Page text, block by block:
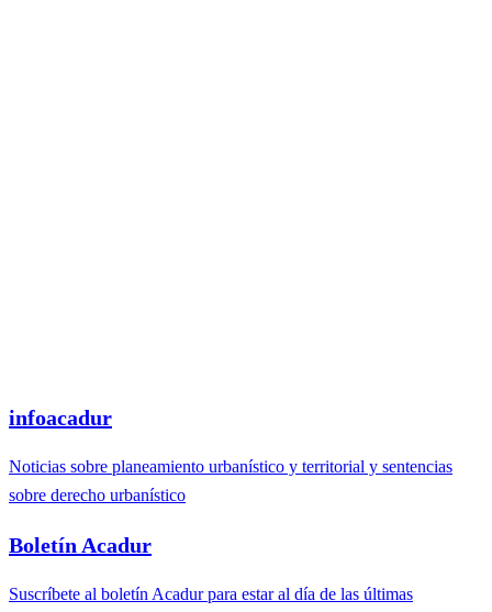
infoacadur
Noticias sobre planeamiento urbanístico y territorial y sentencias
sobre derecho urbanístico
Boletín Acadur
Suscríbete al boletín Acadur para estar al día de las últimas